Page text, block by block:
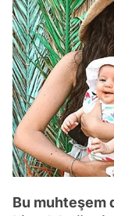
Bu muhteşem